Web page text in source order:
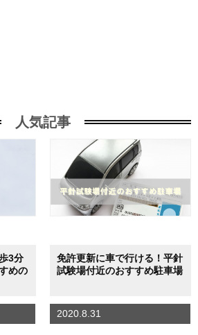
人気記事
3分
めの
免許更新に車で行ける！平針
試験場付近のおすすめ駐車場
2020.8.31